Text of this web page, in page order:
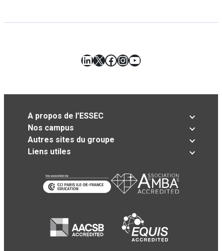
LinkedIn
X Facebook
Instagram
YouTube
A propos de l’ESSEC
Nos campus
Autres sites du groupe
Liens utiles